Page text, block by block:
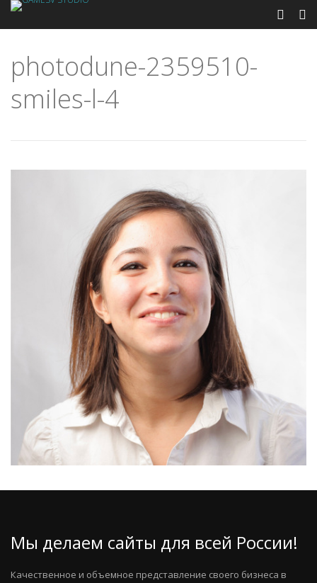
photodune-2359510-
smiles-l-4
Мы делаем сайты для всей России!
Качественное и объемное представление своего бизнеса в